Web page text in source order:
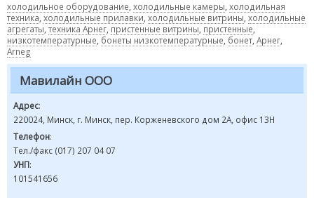
холодильное оборудование холодильные камеры холодильная
техника холодильные прилавки холодильные витрины холодильные
агрегаты техника Арнег пристенные витрины пристенные
низкотемпературные бонеты низкотемпературные бонет Арнег
Arneg
Мавилайн ООО
Адрес:
220024, Минск, г. Минск, пер. Корженевского дом 2А, офис 13Н
Телефон:
Тел./факс (017) 207 04 07
УНП:
101541656